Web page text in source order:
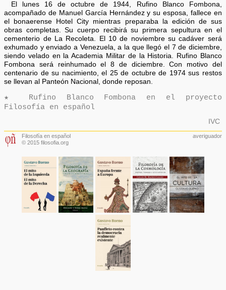
El lunes 16 de octubre de 1944, Rufino Blanco Fombona,
acompañado de Manuel García Hernández y su esposa, fallece en
el bonaerense Hotel City mientras preparaba la edición de sus
obras completas. Su cuerpo recibirá su primera sepultura en el
cementerio de La Recoleta. El 10 de noviembre su cadáver será
exhumado y enviado a Venezuela, a la que llegó el 7 de diciembre,
siendo velado en la Academia Militar de la Historia. Rufino Blanco
Fombona será reinhumado el 8 de diciembre. Con motivo del
centenario de su nacimiento, el 25 de octubre de 1974 sus restos
se llevan al Panteón Nacional, donde reposan.
★ Rufino Blanco Fombona en el proyecto
Filosofía en español
IVC
Filosofía en español
© 2015 filosofia.org
averiguador